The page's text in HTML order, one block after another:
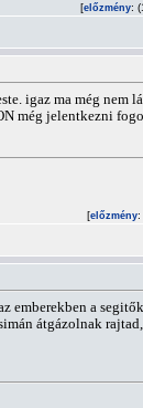
[előzmény:
igaz ma még nem
még jelentkezni
[előzmény
a
átgázolnak